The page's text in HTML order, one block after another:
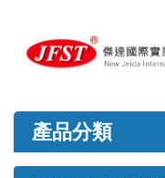
產品分類